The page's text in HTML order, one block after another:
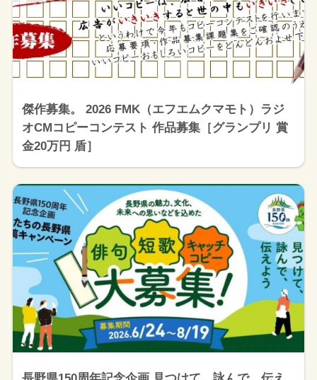
傑作募集。 2026 FMK（エフエムクマモト）ラジ
オCMコピーコンテスト 作品募集［グランプリ 賞
金20万円 盾］